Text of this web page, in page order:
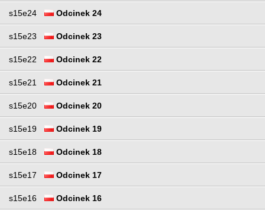
s15e24 Odcinek 24
s15e23 Odcinek 23
s15e22 Odcinek 22
s15e21 Odcinek 21
s15e20 Odcinek 20
s15e19 Odcinek 19
s15e18 Odcinek 18
s15e17 Odcinek 17
s15e16 Odcinek 16